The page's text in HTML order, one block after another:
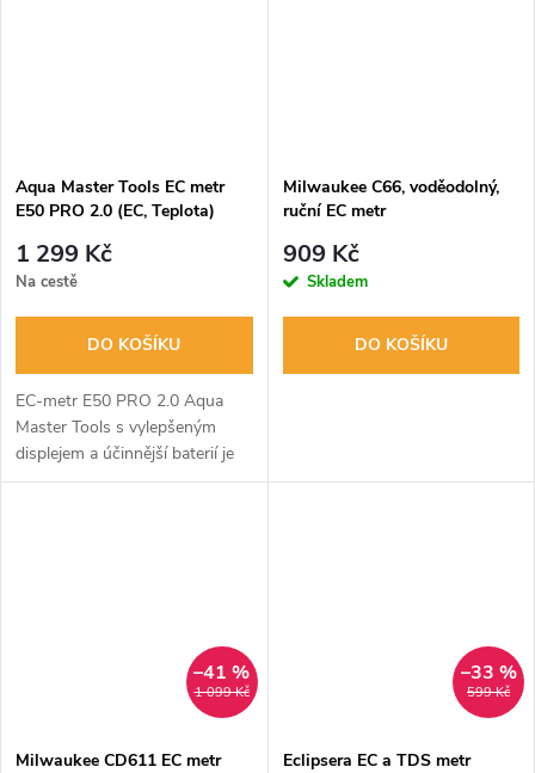
Aqua Master Tools EC metr
E50 PRO 2.0 (EC, Teplota)
1 299 Kč
Na cestě
DO KOŠÍKU
EC-metr E50 PRO 2.0 Aqua
Master Tools s vylepšeným
displejem a účinnější baterií je
ideální pro měření EC a teploty
Milwaukee C66, voděodolný,
ruční EC metr
909 Kč
Skladem
DO KOŠÍKU
1 099 Kč
–41 %
Milwaukee CD611 EC metr
599 Kč
–33 %
Eclipsera EC a TDS metr